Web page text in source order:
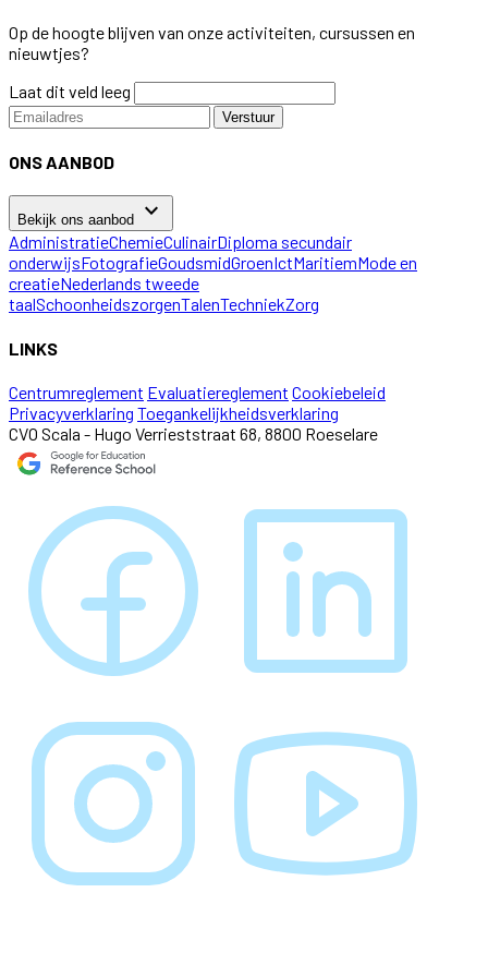
Op de hoogte blijven van onze activiteiten, cursussen en
nieuwtjes?
Laat dit veld leeg
Verstuur
ONS AANBOD
Bekijk ons aanbod keyboard_arrow_down
AdministratieChemieCulinairDiploma secundair
onderwijsFotografieGoudsmidGroenIctMaritiemMode en
creatieNederlands tweede
taalSchoonheidszorgenTalenTechniekZorg
LINKS
Centrumreglement Evaluatiereglement Cookiebeleid
Privacyverklaring Toegankelijkheidsverklaring
CVO Scala - Hugo Verrieststraat 68, 8800 Roeselare